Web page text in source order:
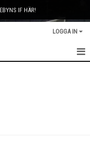
IF HÄR!
LOGGA IN